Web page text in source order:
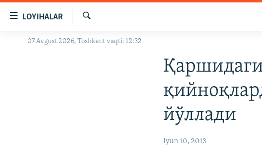
Бош
LOYIHALAR
OZODLIK SURISHTIRUVLARI
Излаш
07 Avgust 2026, Toshkent vaqti: 12:32
йўллади
Iyun 10, 2013